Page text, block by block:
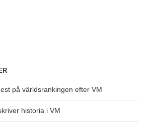
på världsrankingen efter VM
historia i VM